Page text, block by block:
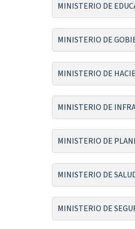
MINISTERIO DE
MINISTERIO DE
MINISTERIO DE
MINISTERIO DE
MINISTERIO DE
MINISTERIO DE
MINISTERIO DE